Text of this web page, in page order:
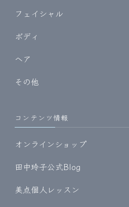
フェイシャル
ボディ
ヘア
その他
コンテンツ情報
オンラインショップ
田中玲子公式Blog
美点個人レッスン